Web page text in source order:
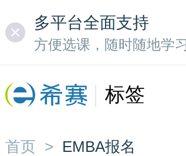
多平台全面支持
方便选课，随时随地学
标签
首页 > EMBA报名